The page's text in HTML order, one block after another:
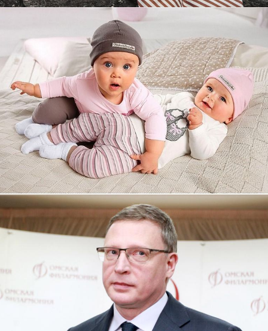
Увеличили выручку интернет-
магазину topdatop.ru на 25%!
Смотреть проект
Сайт кандидата в губернаторы
Буркова Александра Леонидовича